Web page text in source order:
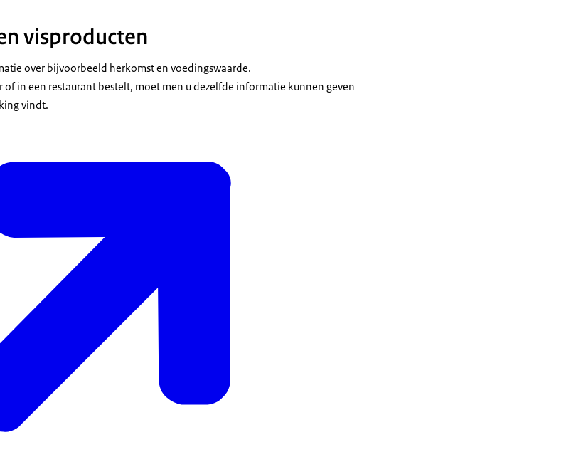
visproducten
over bijvoorbeeld herkomst en voedingswaarde.
of in een restaurant bestelt, moet men u dezelfde informatie kunnen geven
vindt.